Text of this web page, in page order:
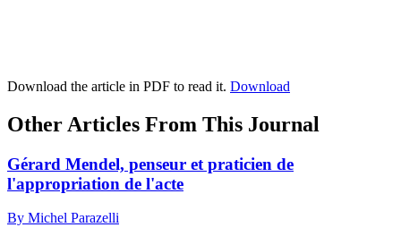
Download the article in PDF to read it. Download
Other Articles From This Journal
Gérard Mendel, penseur et praticien de
l'appropriation de l'acte
By Michel Parazelli